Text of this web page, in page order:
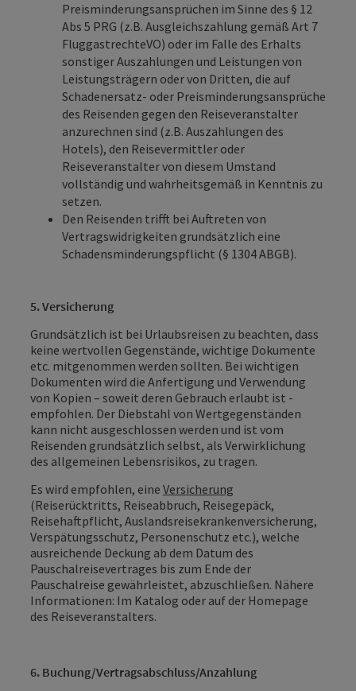
Preisminderungsansprüchen im Sinne des § 12
Abs 5 PRG (z.B. Ausgleichszahlung gemäß Art 7
FluggastrechteVO) oder im Falle des Erhalts
sonstiger Auszahlungen und Leistungen von
Leistungsträgern oder von Dritten, die auf
Schadenersatz- oder Preisminderungsansprüche
des Reisenden gegen den Reiseveranstalter
anzurechnen sind (z.B. Auszahlungen des
Hotels), den Reisevermittler oder
Reiseveranstalter von diesem Umstand
vollständig und wahrheitsgemäß in Kenntnis zu
setzen.
Den Reisenden trifft bei Auftreten von
Vertragswidrigkeiten grundsätzlich eine
Schadensminderungspflicht (§ 1304 ABGB).
5. Versicherung
Grundsätzlich ist bei Urlaubsreisen zu beachten, dass
keine wertvollen Gegenstände, wichtige Dokumente
etc. mitgenommen werden sollten. Bei wichtigen
Dokumenten wird die Anfertigung und Verwendung
von Kopien – soweit deren Gebrauch erlaubt ist -
empfohlen. Der Diebstahl von Wertgegenständen
kann nicht ausgeschlossen werden und ist vom
Reisenden grundsätzlich selbst, als Verwirklichung
des allgemeinen Lebensrisikos, zu tragen.
Es wird empfohlen, eine Versicherung
(Reiserücktritts, Reiseabbruch, Reisegepäck,
Reisehaftpflicht, Auslandsreisekrankenversicherung,
Verspätungsschutz, Personenschutz etc.), welche
ausreichende Deckung ab dem Datum des
Pauschalreisevertrages bis zum Ende der
Pauschalreise gewährleistet, abzuschließen. Nähere
Informationen: Im Katalog oder auf der Homepage
des Reiseveranstalters.
6. Buchung/Vertragsabschluss/Anzahlung